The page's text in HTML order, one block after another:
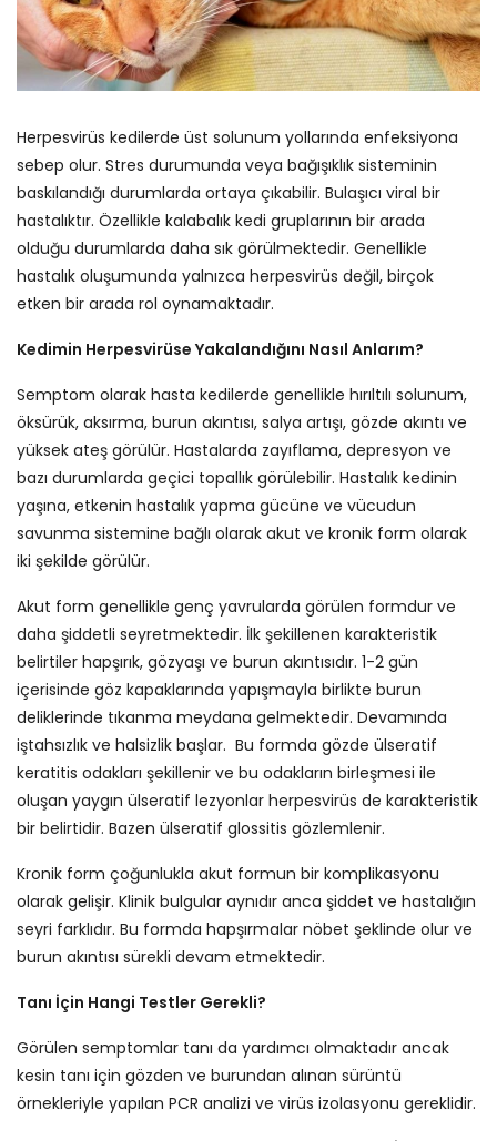
Herpesvirüs kedilerde üst solunum yollarında enfeksiyona
sebep olur. Stres durumunda veya bağışıklık sisteminin
baskılandığı durumlarda ortaya çıkabilir. Bulaşıcı viral bir
hastalıktır. Özellikle kalabalık kedi gruplarının bir arada
olduğu durumlarda daha sık görülmektedir. Genellikle
hastalık oluşumunda yalnızca herpesvirüs değil, birçok
etken bir arada rol oynamaktadır.
Kedimin Herpesvirüse Yakalandığını Nasıl Anlarım?
Semptom olarak hasta kedilerde genellikle hırıltılı solunum,
öksürük, aksırma, burun akıntısı, salya artışı, gözde akıntı ve
yüksek ateş görülür. Hastalarda zayıflama, depresyon ve
bazı durumlarda geçici topallık görülebilir. Hastalık kedinin
yaşına, etkenin hastalık yapma gücüne ve vücudun
savunma sistemine bağlı olarak akut ve kronik form olarak
iki şekilde görülür.
Akut form genellikle genç yavrularda görülen formdur ve
daha şiddetli seyretmektedir. İlk şekillenen karakteristik
belirtiler hapşırık, gözyaşı ve burun akıntısıdır. 1-2 gün
içerisinde göz kapaklarında yapışmayla birlikte burun
deliklerinde tıkanma meydana gelmektedir. Devamında
iştahsızlık ve halsizlik başlar. Bu formda gözde ülseratif
keratitis odakları şekillenir ve bu odakların birleşmesi ile
oluşan yaygın ülseratif lezyonlar herpesvirüs de karakteristik
bir belirtidir. Bazen ülseratif glossitis gözlemlenir.
Kronik form çoğunlukla akut formun bir komplikasyonu
olarak gelişir. Klinik bulgular aynıdır anca şiddet ve hastalığın
seyri farklıdır. Bu formda hapşırmalar nöbet şeklinde olur ve
burun akıntısı sürekli devam etmektedir.
Tanı İçin Hangi Testler Gerekli?
Görülen semptomlar tanı da yardımcı olmaktadır ancak
kesin tanı için gözden ve burundan alınan sürüntü
örnekleriyle yapılan PCR analizi ve virüs izolasyonu gereklidir.